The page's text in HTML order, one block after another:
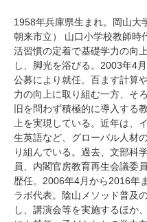
1958年兵庫県生まれ。岡山大
朝来市立） 山口小学校教師時
活習慣の定着で基礎学力の向
し、脚光を浴びる。2003年4
公募により就任。百ます計算
力の向上に取り組む一方、そ
旧を問わず積極的に導入する
上を実現している。近年は、
生英語など、グローバル人材
り組んでいる。過去、文部科
員、内閣官房教育再生会議委
歴任。2006年4月から2016年
ラボ代表。陰山メソッド普及
し、講演会等を実施するほか